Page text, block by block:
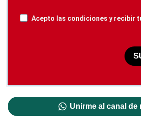
Acepto las condiciones y recibir
Unirme al canal de